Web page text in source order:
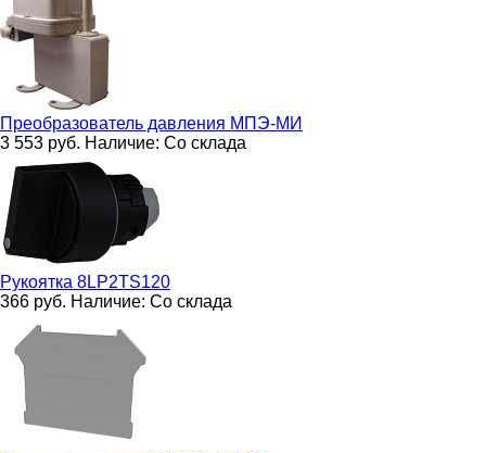
Преобразователь давления МПЭ-МИ
3 553 руб. Наличие: Со склада
Рукоятка 8LP2TS120
366 руб. Наличие: Со склада